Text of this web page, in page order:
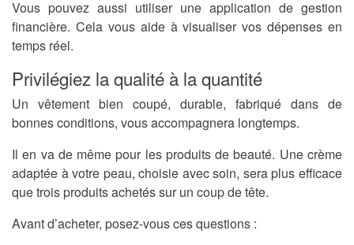
Vous pouvez aussi utiliser une application de gestion
financière. Cela vous aide à visualiser vos dépenses en
temps réel.
Privilégiez la qualité à la quantité
Un vêtement bien coupé, durable, fabriqué dans de
bonnes conditions, vous accompagnera longtemps.
Il en va de même pour les produits de beauté. Une crème
adaptée à votre peau, choisie avec soin, sera plus efficace
que trois produits achetés sur un coup de tête.
Avant d’acheter, posez-vous ces questions :